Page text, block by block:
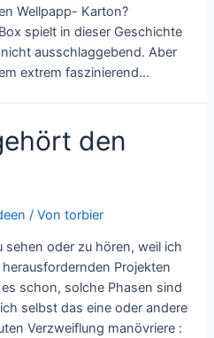
Wellpapp- Karton?
spielt in dieser Geschichte
ausschlaggebend. Aber
extrem faszinierend…
den
/ Vontorbier
sehen oder zu hören, weil ich
Projekten
schon, solche Phasen sind
selbst das eine oder andere
Verzweiflung manövriere :